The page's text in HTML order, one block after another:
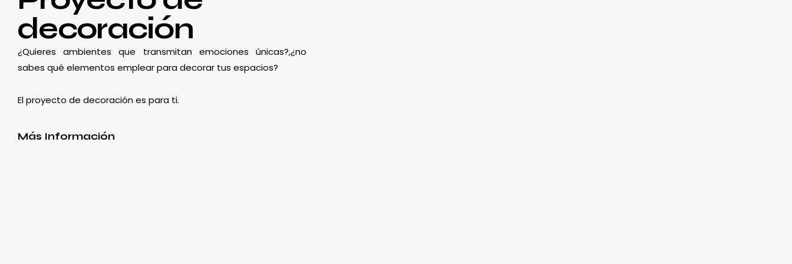
decoración
¿Quieres ambientes que transmitan emociones únicas?,¿no
sabes qué elementos emplear para decorar tus espacios?
El proyecto de decoración es para ti.
Más Información